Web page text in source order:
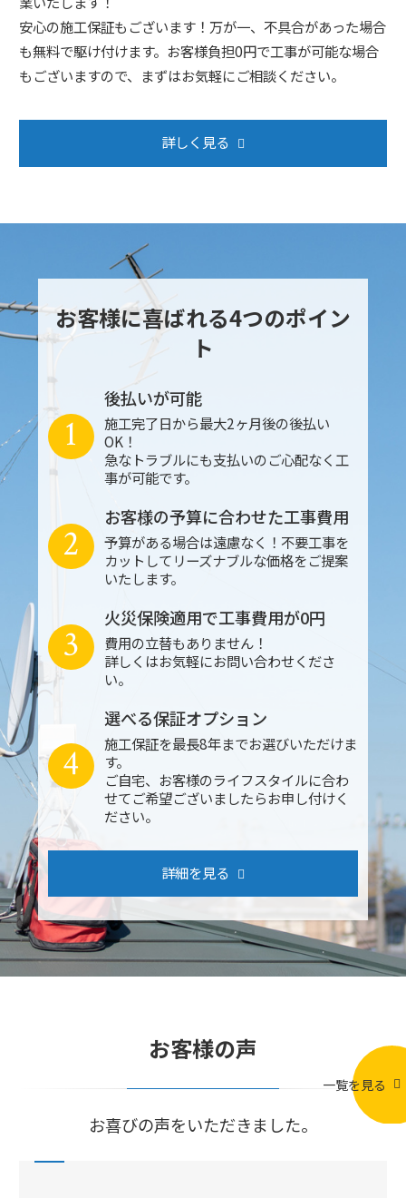
安心の施工保証もございます！万が一、不具合があった場合
も無料で駆け付けます。お客様負担0円で工事が可能な場合
もございますので、まずはお気軽にご相談ください。
詳しく見る
お客様に喜ばれる4つのポイン
ト
後払いが可能
施工完了日から最大2ヶ月後の後払い
OK！
急なトラブルにも支払いのご心配なく工
事が可能です。
1
お客様の予算に合わせた工事費用
予算がある場合は遠慮なく！不要工事を
カットしてリーズナブルな価格をご提案
いたします。
2
火災保険適用で工事費用が0円
費用の立替もありません！
詳しくはお気軽にお問い合わせくださ
い。
3
選べる保証オプション
施工保証を最長8年までお選びいただけま
す。
ご自宅、お客様のライフスタイルに合わ
せてご希望ございましたらお申し付けく
ださい。
4
詳細を見る
お客様の声
お喜びの声をいただきました。
一覧を見る